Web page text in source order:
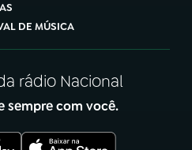
DE MÚSICA
rádio Nacional
sempre com você.